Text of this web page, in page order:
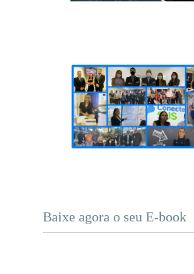
Baixe agora o seu E-book